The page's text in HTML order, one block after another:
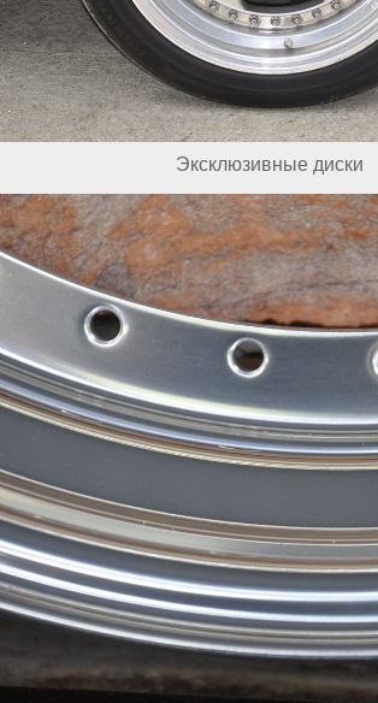
Эксклюзивные диски